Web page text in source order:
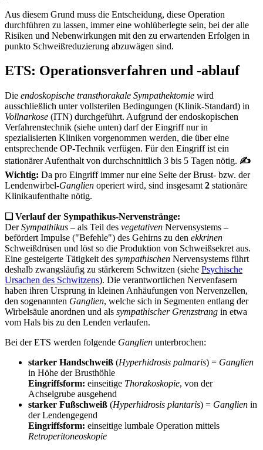
Aus diesem Grund muss die Entscheidung, diese Operation
durchführen zu lassen, immer eine wohlüberlegte sein, bei der alle
Risiken und Nebenwirkungen mit den zu erwartenden Erfolgen in
punkto Schweißreduzierung abzuwägen sind.
ETS: Operationsverfahren und -ablauf
Die endoskopische transthorakale Sympathektomie wird
ausschließlich unter vollsterilen Bedingungen (Klinik-Standard) in
Vollnarkose (ITN) durchgeführt. Aufgrund der endoskopischen
Verfahrenstechnik (siehe unten) darf der Eingriff nur in
spezialisierten Kliniken vorgenommen werden, die über eine
entsprechende OP-Technik verfügen. Für den Eingriff ist ein
stationärer Aufenthalt von durchschnittlich 3 bis 5 Tagen nötig. ✍
Wichtig: Da pro Eingriff immer nur eine Seite der Brust- bzw. der
Lendenwirbel-Ganglien operiert wird, sind insgesamt 2 stationäre
Klinikaufenthalte nötig.
❏ Verlauf der Sympathikus-Nervenstränge:
DerSympathikus – als Teil des vegetativen Nervensystems –
befördert Impulse ("Befehle") des Gehirns zu den ekkrinen
Schweißdrüsen und löst so die Produktion von Schweißsekret aus.
Eine gesteigerte Tätigkeit des sympathischen Nervensystems führt
deshalb zwangsläufig zu stärkerem Schwitzen (siehe Psychische
Ursachen des Schwitzens). Die verantwortlichen Nervenfasern
haben ihren Ursprung in kleinen Anhäufungen von Nervenzellen,
den sogenannten Ganglien, welche sich in Segmenten entlang der
Wirbelsäule anordnen und als sympathischer Grenzstrang in etwa
vom Hals bis zu den Lenden verlaufen.
Bei der ETS werden folgende Ganglien unterbrochen:
starker Handschweiß (Hyperhidrosis palmaris) = Ganglien
in Höhe der Brusthöhle
Eingriffsform: einseitige Thorakoskopie, von der
Achselgrube ausgehend
starker Fußschweiß (Hyperhidrosis plantaris) = Ganglien in
der Lendengegend
Eingriffsform: einseitige lumbale Operation mittels
Retroperitoneoskopie